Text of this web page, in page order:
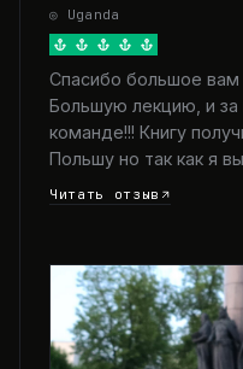
◎ Uganda
Спасибо большое вам
Большую лекцию, и за
команде!!! Книгу
Польшу но так как я
Читать отзыв